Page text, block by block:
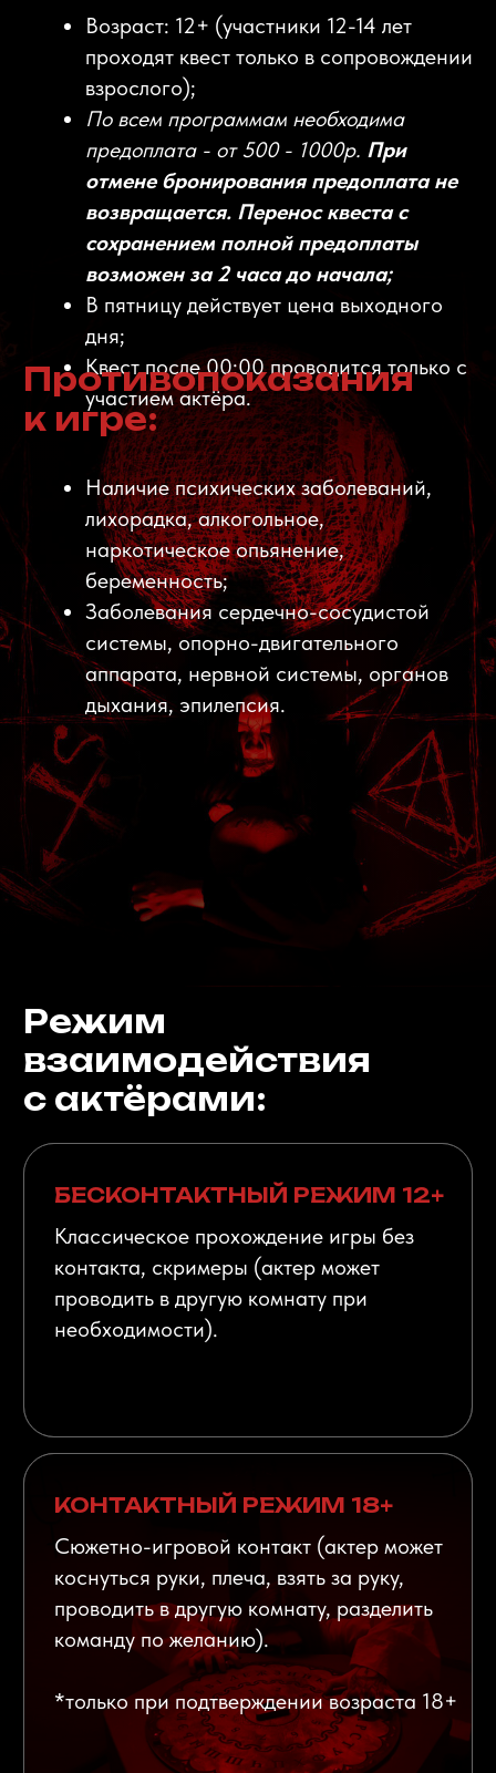
Классическое прохождение игры без
контакта, скримеры (актер может
проводить в другую комнату при
необходимости).
Сюжетно-игровой контакт (актер может
коснуться руки, плеча, взять за руку,
проводить в другую комнату, разделить
команду по желанию).
*только при подтверждении возраста 18+
КОНТАКТНЫЙ РЕЖИМ 18+
Перед посещением квеста
ознакомьтесь справилами
прохождения
Именинникам, школьникам,
студентам, участникам СВО и их
семьям (при наличии
подтверждающего документа) –
дополнительная скидка и участие
в программе лояльности.
*Скидки и акции не суммируются
Онлайн
бронирование
Чтобы забронировать квест, выберите удобное
время и нажмите на него. Цена в расписании
возможное количество игроков: 8.
Доплата за последующего игрока
За второго актёра
Вспомни моменты, которые нельзя
вернуть.- услуги видеомонтажа